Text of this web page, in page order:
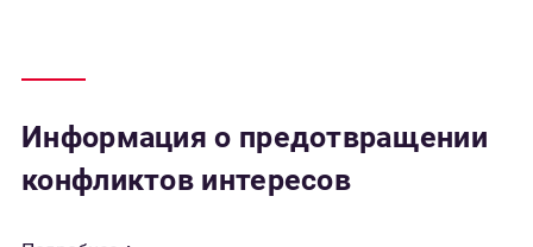
Информация о предотвращении
конфликтов интересов